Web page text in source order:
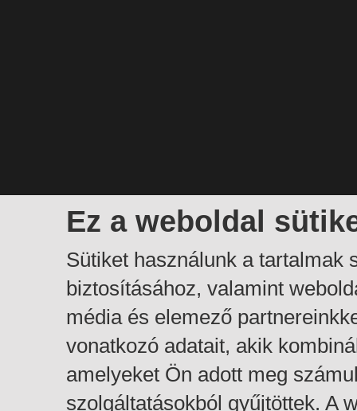
Ez a weboldal
Sütiket használunk a tartalmak
biztosításához, valamint
média és elemező
vonatkozó adatait, akik
amelyeket Ön adott meg
szolgáltatásokból gyűjtöttek. A